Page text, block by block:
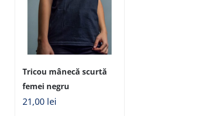
Tricou mânecă scurtă
femei negru
21,00 lei